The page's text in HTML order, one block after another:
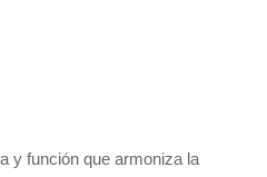
y función que armoniza la